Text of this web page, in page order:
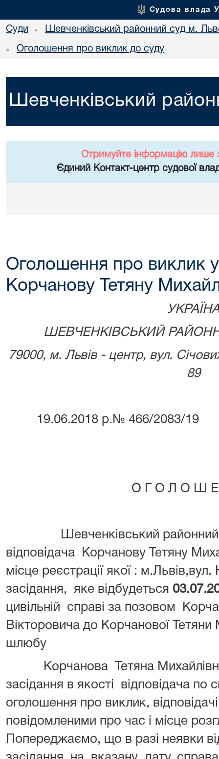
Судова влада
Суди • Шевченківський районний суд м.
• Оголошення про виклик до суду
Шевченківський
Отримуйте інформацію лише
Єдиний Контакт-центр судової
Оголошення про виклик у
Корчанову Тетяну
ШЕВЧЕНКІВСЬКИЙ
79000, м. Львів - центр, вул.
89
19.06.2018 р.№ 466/2083/19
О Г О Л О Ш
Шевченківський районний
відповідача Корчанову Тетяну
місце реєстрації якої :
засідання, яке відбудеться
цивільній справі за позовом
Вікторовича до Корчанової Тетяни
шлюбу
Корчанова Тетяна Михайлівна
засідання в якості відповідача по
оголошення про виклик,
повідомленими про час і місце
Попереджаємо, що в разі неявки